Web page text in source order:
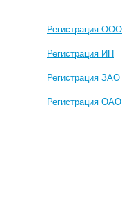
Регистрация ООО
Регистрация ИП
Регистрация ЗАО
Регистрация ОАО